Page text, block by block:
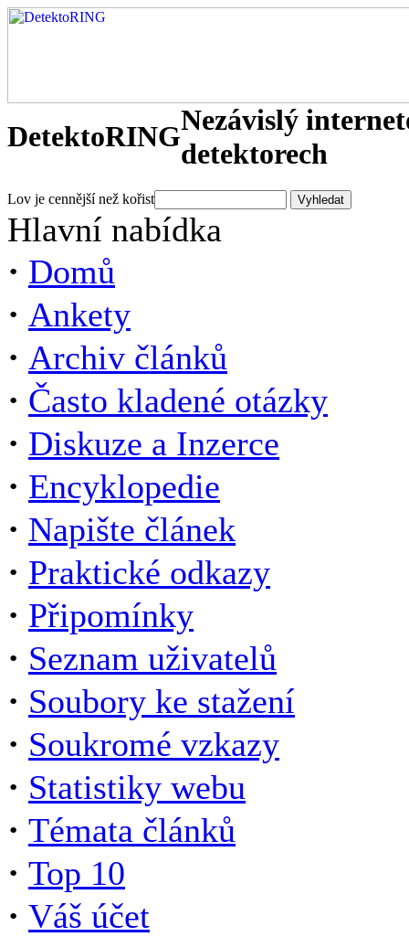
DetektoRINGNezávislý
detektorech
Lov je cennější než kořist
Hlavní nabídka
· Domů
· Ankety
· Archiv článků
· Často kladené otázky
· Diskuze a Inzerce
· Encyklopedie
· Napište článek
· Praktické odkazy
· Připomínky
· Seznam uživatelů
· Soubory ke stažení
· Soukromé vzkazy
· Statistiky webu
· Témata článků
· Top 10
· Váš účet